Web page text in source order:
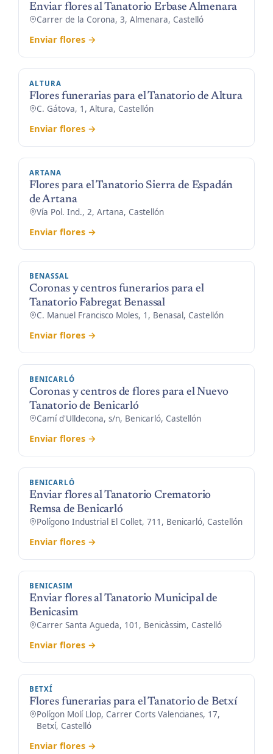
Enviar flores al Tanatorio Erbase Almenara
Carrer de la Corona, 3, Almenara, Castelló
Enviar flores →
ALTURA
Flores funerarias para el Tanatorio de Altura
C. Gátova, 1, Altura, Castellón
Enviar flores →
ARTANA
Flores para el Tanatorio Sierra de Espadán
de Artana
Vía Pol. Ind., 2, Artana, Castellón
Enviar flores →
BENASSAL
Coronas y centros funerarios para el
Tanatorio Fabregat Benassal
C. Manuel Francisco Moles, 1, Benasal, Castellón
Enviar flores →
BENICARLÓ
Coronas y centros de flores para el Nuevo
Tanatorio de Benicarló
Camí d'Ulldecona, s/n, Benicarló, Castellón
Enviar flores →
BENICARLÓ
Enviar flores al Tanatorio Crematorio
Remsa de Benicarló
Polígono Industrial El Collet, 711, Benicarló, Castellón
Enviar flores →
BENICASIM
Enviar flores al Tanatorio Municipal de
Benicasim
Carrer Santa Agueda, 101, Benicàssim, Castelló
Enviar flores →
BETXÍ
Flores funerarias para el Tanatorio de Betxí
Polígon Molí Llop, Carrer Corts Valencianes, 17,
Betxí, Castelló
Enviar flores →